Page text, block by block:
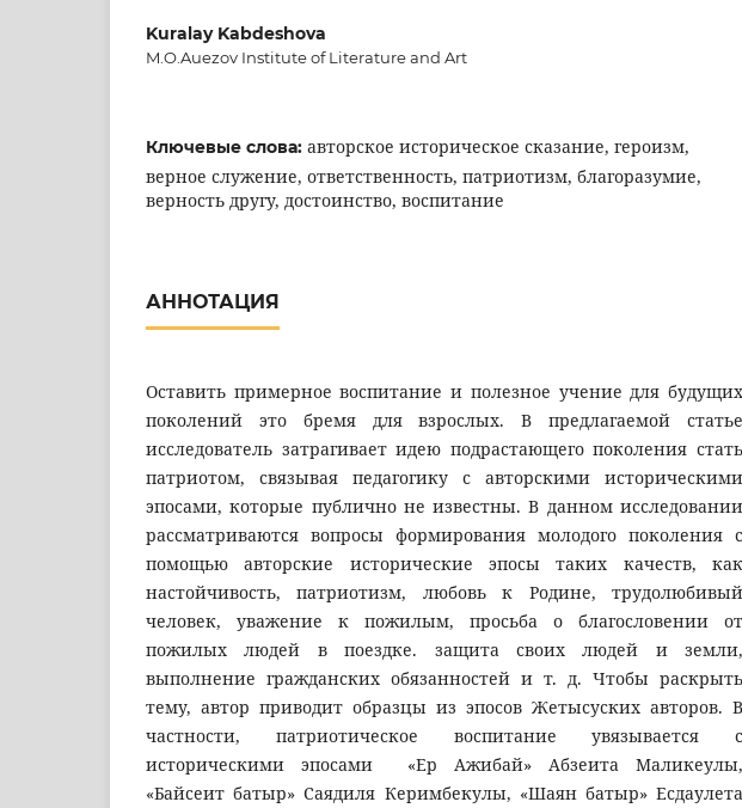
Kuralay Kabdeshova
M.O.Auezov Institute of Literature and Art
Ключевые слова: авторское историческое сказание, героизм,
верное служение, ответственность, патриотизм, благоразумие,
верность другу, достоинство, воспитание
АННОТАЦИЯ
Оставить примерное воспитание и полезное учение для будущих
поколений это бремя для взрослых. В предлагаемой статье
исследователь затрагивает идею подрастающего поколения стать
патриотом, связывая педагогику с авторскими историческими
эпосами, которые публично не известны. В данном исследовании
рассматриваются вопросы формирования молодого поколения с
помощью авторские исторические эпосы таких качеств, как
настойчивость, патриотизм, любовь к Родине, трудолюбивый
человек, уважение к пожилым, просьба о благословении от
пожилых людей в поездке. защита своих людей и земли,
выполнение гражданских обязанностей и т. д. Чтобы раскрыть
тему, автор приводит образцы из эпосов Жетысуских авторов. В
частности, патриотическое воспитание увязывается с
историческими эпосами «Ер Ажибай» Абзеита Маликеулы,
«Байсеит батыр» Саядиля Керимбекулы, «Шаян батыр» Есдаулета